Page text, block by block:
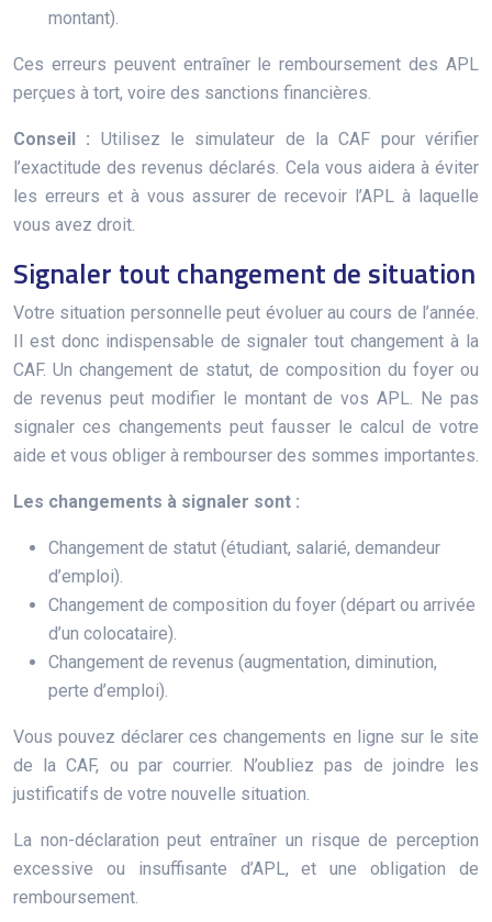
montant).
Ces erreurs peuvent entraîner le remboursement des APL
perçues à tort, voire des sanctions financières.
Conseil : Utilisez le simulateur de la CAF pour vérifier
l’exactitude des revenus déclarés. Cela vous aidera à éviter
les erreurs et à vous assurer de recevoir l’APL à laquelle
vous avez droit.
Signaler tout changement de situation
Votre situation personnelle peut évoluer au cours de l’année.
Il est donc indispensable de signaler tout changement à la
CAF. Un changement de statut, de composition du foyer ou
de revenus peut modifier le montant de vos APL. Ne pas
signaler ces changements peut fausser le calcul de votre
aide et vous obliger à rembourser des sommes importantes.
Les changements à signaler sont :
Changement de statut (étudiant, salarié, demandeur
d’emploi).
Changement de composition du foyer (départ ou arrivée
d’un colocataire).
Changement de revenus (augmentation, diminution,
perte d’emploi).
Vous pouvez déclarer ces changements en ligne sur le site
de la CAF, ou par courrier. N’oubliez pas de joindre les
justificatifs de votre nouvelle situation.
La non-déclaration peut entraîner un risque de perception
excessive ou insuffisante d’APL, et une obligation de
remboursement.